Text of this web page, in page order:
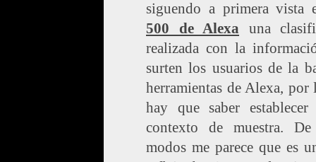
siguendo a primera
500 de Alexa una
realizada con la
surten los usuarios de la
herramientas de Alexa, por
hay que saber
contexto de muestra.
modos me parece que es